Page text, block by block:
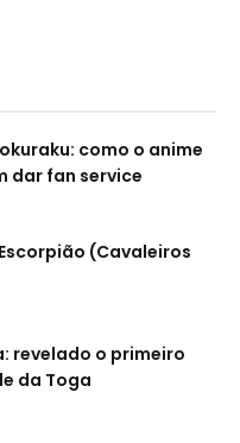
como o anime
dar fan service
(Cavaleiros
revelado o primeiro
da Toga